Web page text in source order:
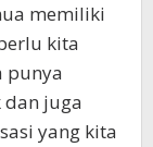
memiliki
kita
punya
juga
yang kita